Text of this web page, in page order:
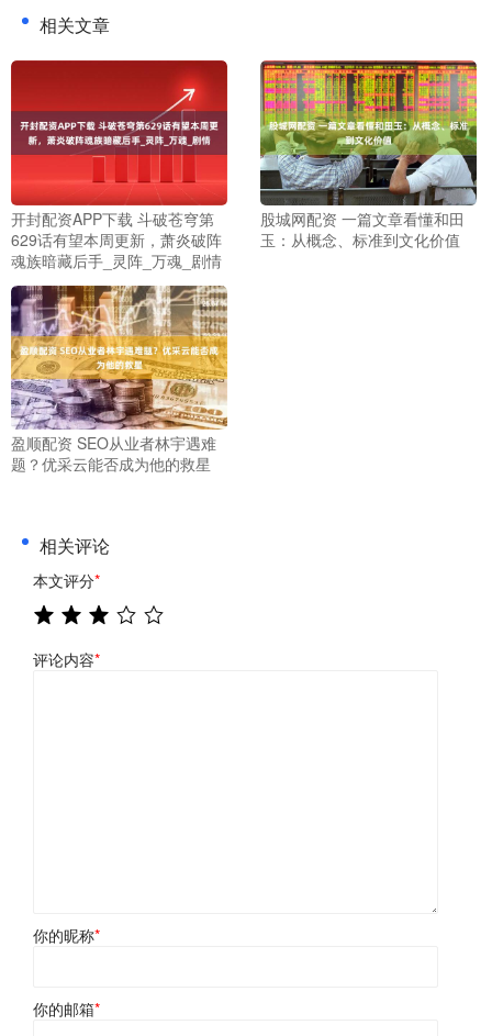
相关文章
开封配资APP下载 斗破苍穹第
629话有望本周更新，萧炎破阵
魂族暗藏后手_灵阵_万魂_剧情
股城网配资 一篇文章看懂和田
玉：从概念、标准到文化价值
盈顺配资 SEO从业者林宇遇难
题？优采云能否成为他的救星
相关评论
本文评分*
评论内容*
你的昵称*
你的邮箱*